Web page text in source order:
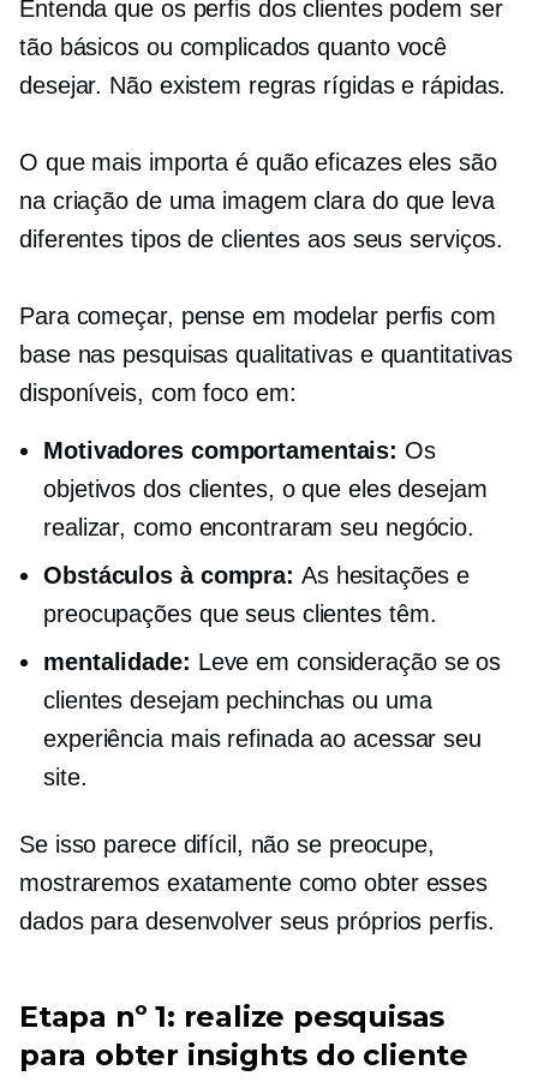
Entenda que os perfis dos clientes podem ser
tão básicos ou complicados quanto você
desejar. Não existem regras rígidas e rápidas.
O que mais importa é quão eficazes eles são
na criação de uma imagem clara do que leva
diferentes tipos de clientes aos seus serviços.
Para começar, pense em modelar perfis com
base nas pesquisas qualitativas e quantitativas
disponíveis, com foco em:
Motivadores comportamentais: Os
objetivos dos clientes, o que eles desejam
realizar, como encontraram seu negócio.
Obstáculos à compra: As hesitações e
preocupações que seus clientes têm.
mentalidade: Leve em consideração se os
clientes desejam pechinchas ou uma
experiência mais refinada ao acessar seu
site.
Se isso parece difícil, não se preocupe,
mostraremos exatamente como obter esses
dados para desenvolver seus próprios perfis.
Etapa nº 1: realize pesquisas
para obter insights do cliente